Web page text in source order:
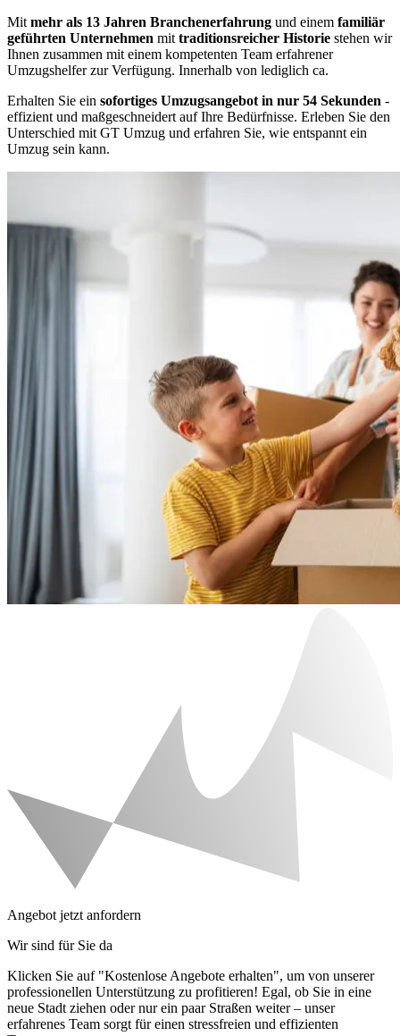
Mit mehr als 13 Jahren Branchenerfahrung und einem familiär
geführten Unternehmen mit traditionsreicher Historie stehen wir
Ihnen zusammen mit einem kompetenten Team erfahrener
Umzugshelfer zur Verfügung. Innerhalb von lediglich ca.
Erhalten Sie ein sofortiges Umzugsangebot in nur 54 Sekunden -
effizient und maßgeschneidert auf Ihre Bedürfnisse. Erleben Sie den
Unterschied mit GT Umzug und erfahren Sie, wie entspannt ein
Umzug sein kann.
Angebot jetzt anfordern
Wir sind für Sie da
Klicken Sie auf "Kostenlose Angebote erhalten", um von unserer
professionellen Unterstützung zu profitieren! Egal, ob Sie in eine
neue Stadt ziehen oder nur ein paar Straßen weiter – unser
erfahrenes Team sorgt für einen stressfreien und effizienten